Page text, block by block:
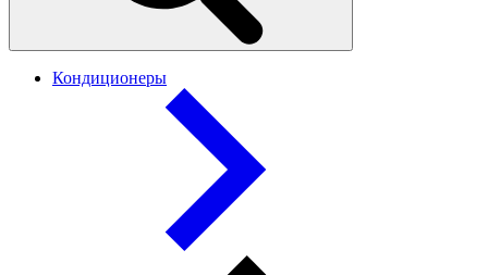
Кондиционеры